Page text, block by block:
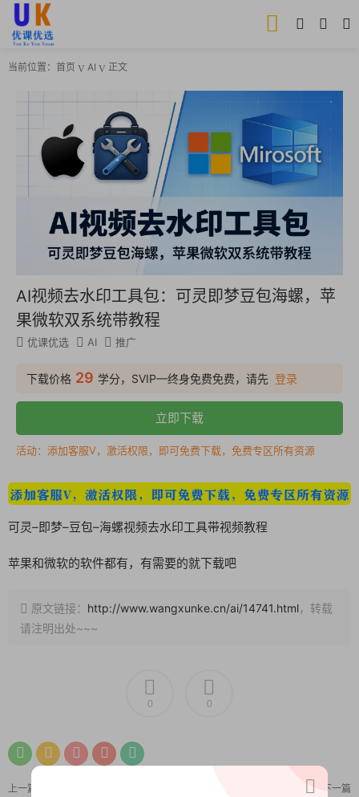
当前位置： 首页 AI 正文
AI视频去水印工具包：可灵即梦豆包海螺，苹
果微软双系统带教程
优课优选 AI 推广
下载价格 29 学分，SVIP—终身免费免费，请先 登录
立即下载
活动：添加客服V，激活权限，即可免费下载，免费专区所有资源
可灵–即梦–豆包–海螺视频去水印工具带视频教程
苹果和微软的软件都有，有需要的就下载吧
原文链接： http://www.wangxunke.cn/ai/14741.html，转载
请注明出处~~~
0 0
上一篇 下一篇